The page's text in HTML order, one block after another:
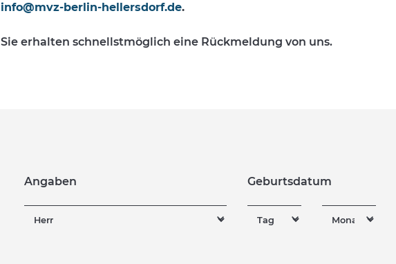
info@mvz-berlin-hellersdorf.de.
Sie erhalten schnellstmöglich eine Rückmeldung von uns.
Angaben Geburtsdatum